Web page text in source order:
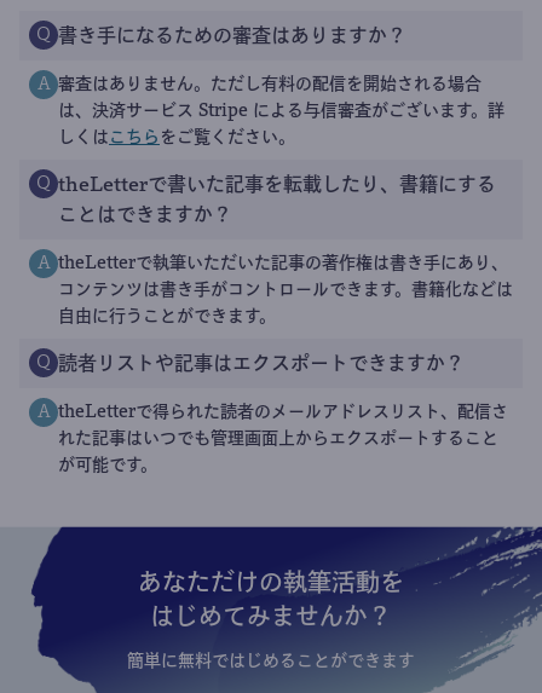
Q 書き手になるための審査はありますか？
A 審査はありません。ただし有料の配信を開始される場合
は、決済サービス Stripe による与信審査がございます。詳
しくは こちら をご覧ください。
Q theLetterで書いた記事を転載したり、書籍にする
ことはできますか？
A theLetterで執筆いただいた記事の著作権は書き手にあり、
コンテンツは書き手がコントロールできます。書籍化などは
自由に行うことができます。
Q 読者リストや記事はエクスポートできますか？
A theLetterで得られた読者のメールアドレスリスト、配信さ
れた記事はいつでも管理画面上からエクスポートすること
が可能です。
あなただけの執筆活動を
はじめてみませんか？
簡単に無料ではじめることができます